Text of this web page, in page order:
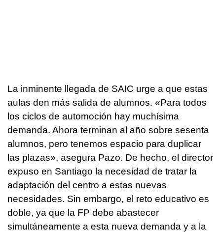
La inminente llegada de SAIC urge a que estas
aulas den más salida de alumnos. «Para todos
los ciclos de automoción hay muchísima
demanda. Ahora terminan al año sobre sesenta
alumnos, pero tenemos espacio para duplicar
las plazas», asegura Pazo. De hecho, el director
expuso en Santiago la necesidad de tratar la
adaptación del centro a estas nuevas
necesidades. Sin embargo, el reto educativo es
doble, ya que la FP debe abastecer
simultáneamente a esta nueva demanda y a la